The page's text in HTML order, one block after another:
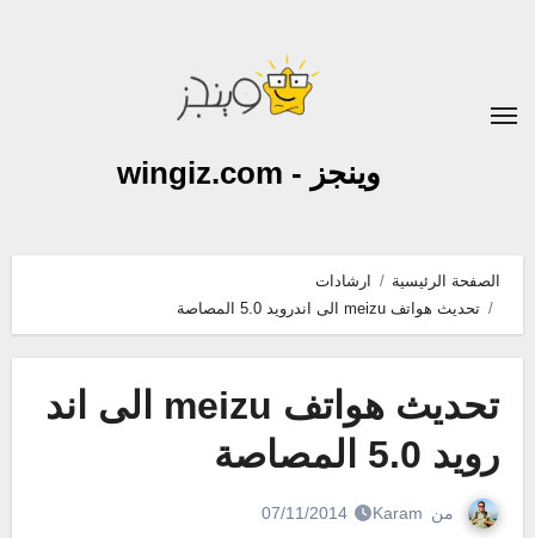
وينجز - wingiz.com
الصفحة الرئيسية
ارشادات
تحديث هواتف meizu الى اندرويد 5.0 المصاصة
تحديث هواتف meizu الى اند
رويد 5.0 المصاصة
من Karam
07/11/2014